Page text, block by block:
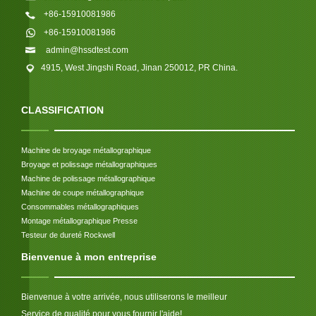
+86-15910081986
+86-15910081986
admin@hssdtest.com
4915, West Jingshi Road, Jinan 250012, PR China.
CLASSIFICATION
Machine de broyage métallographique
Broyage et polissage métallographiques
Machine de polissage métallographique
Machine de coupe métallographique
Consommables métallographiques
Montage métallographique Presse
Testeur de dureté Rockwell
Bienvenue à mon entreprise
Bienvenue à votre arrivée, nous utiliserons le meilleur